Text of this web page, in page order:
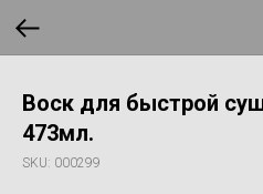
Воск для быстрой
473мл.
SKU: 000299